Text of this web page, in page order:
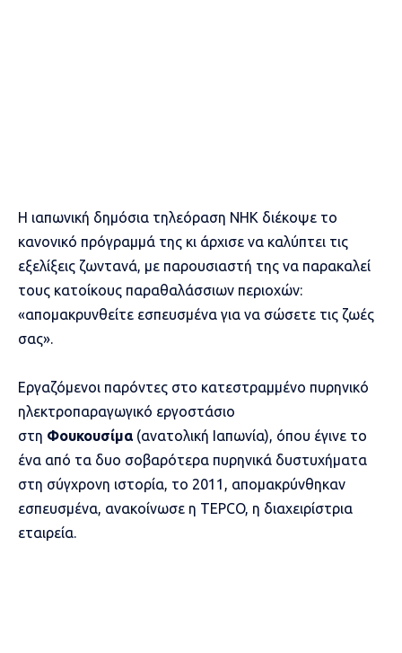
Η ιαπωνική δημόσια τηλεόραση NHK διέκοψε το
κανονικό πρόγραμμά της κι άρχισε να καλύπτει τις
εξελίξεις ζωντανά, με παρουσιαστή της να παρακαλεί
τους κατοίκους παραθαλάσσιων περιοχών:
«απομακρυνθείτε εσπευσμένα για να σώσετε τις ζωές
σας».
Εργαζόμενοι παρόντες στο κατεστραμμένο πυρηνικό
ηλεκτροπαραγωγικό εργοστάσιο
στη Φουκουσίμα(ανατολική Ιαπωνία), όπου έγινε το
ένα από τα δυο σοβαρότερα πυρηνικά δυστυχήματα
στη σύγχρονη ιστορία, το 2011, απομακρύνθηκαν
εσπευσμένα, ανακοίνωσε η TEPCO, η διαχειρίστρια
εταιρεία.